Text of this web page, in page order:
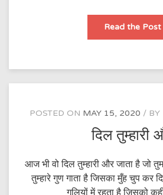
Read the Post
POSTED ON MAY 15, 2020 BY
दिल तुम्हारी
आज भी वो दिल तुम्हारी और जाता है जो
तुम्हारे गुण गाता है जिसका मुँह चुप कर
गलियों में रहता है जिसको